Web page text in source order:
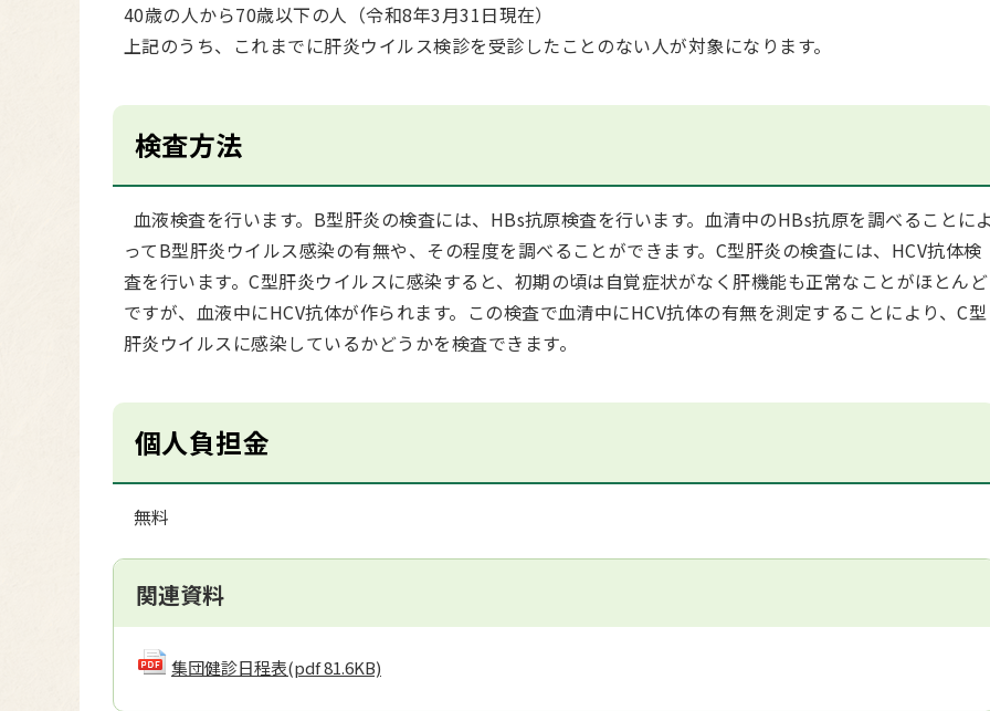
40歳の人から70歳以下の人（令和8年3月31日現在）
上記のうち、これまでに肝炎ウイルス検診を受診したことのない人が対象になります。
検査方法
血液検査を行います。B型肝炎の検査には、HBs抗原検査を行います。血清中のHBs抗原を調べることに
ってB型肝炎ウイルス感染の有無や、その程度を調べることができます。C型肝炎の検査には、HCV抗体検
査を行います。C型肝炎ウイルスに感染すると、初期の頃は自覚症状がなく肝機能も正常なことがほとんど
ですが、血液中にHCV抗体が作られます。この検査で血清中にHCV抗体の有無を測定することにより、C型
肝炎ウイルスに感染しているかどうかを検査できます。
個人負担金
無料
関連資料
集団健診日程表(pdf 81.6KB)